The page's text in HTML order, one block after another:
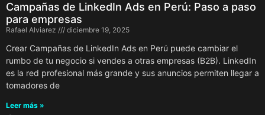
Campañas de LinkedIn Ads en Perú: Paso a paso
para empresas
Rafael Alviarez diciembre 19, 2025
Crear Campañas de LinkedIn Ads en Perú puede cambiar el
rumbo de tu negocio si vendes a otras empresas (B2B). LinkedIn
es la red profesional más grande y sus anuncios permiten llegar a
tomadores de
Leer más »